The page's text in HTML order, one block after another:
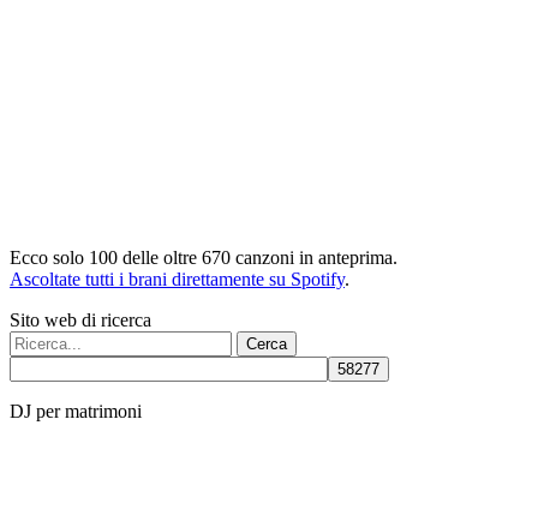
Ecco solo 100 delle oltre 670 canzoni in anteprima.
Ascoltate tutti i brani direttamente su Spotify.
Sito web di ricerca
Cerca:
DJ per matrimoni